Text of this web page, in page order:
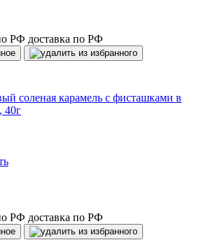
доставка по РФ
соленая карамель с фисташками в
40г
доставка по РФ